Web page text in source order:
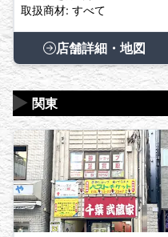
取扱商材: すべて
店舗詳細・地図
関東
▶